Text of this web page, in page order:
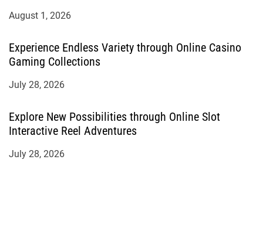
August 1, 2026
Experience Endless Variety through Online Casino
Gaming Collections
July 28, 2026
Explore New Possibilities through Online Slot
Interactive Reel Adventures
July 28, 2026